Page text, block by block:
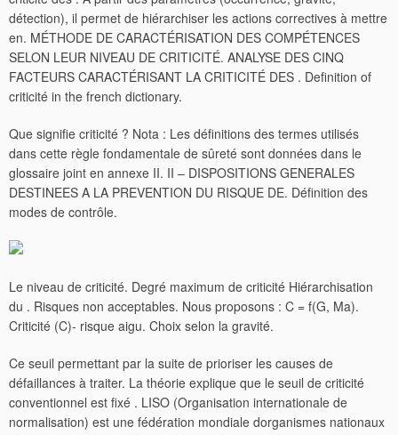
détection), il permet de hiérarchiser les actions correctives à mettre
en. MÉTHODE DE CARACTÉRISATION DES COMPÉTENCES
SELON LEUR NIVEAU DE CRITICITÉ. ANALYSE DES CINQ
FACTEURS CARACTÉRISANT LA CRITICITÉ DES . Definition of
criticité in the french dictionary.
Que signifie criticité ? Nota : Les définitions des termes utilisés
dans cette règle fondamentale de sûreté sont données dans le
glossaire joint en annexe II. II – DISPOSITIONS GENERALES
DESTINEES A LA PREVENTION DU RISQUE DE. Définition des
modes de contrôle.
Le niveau de criticité. Degré maximum de criticité Hiérarchisation
du . Risques non acceptables. Nous proposons : C = f(G, Ma).
Criticité (C)- risque aigu. Choix selon la gravité.
Ce seuil permettant par la suite de prioriser les causes de
défaillances à traiter. La théorie explique que le seuil de criticité
conventionnel est fixé . LISO (Organisation internationale de
normalisation) est une fédération mondiale dorganismes nationaux